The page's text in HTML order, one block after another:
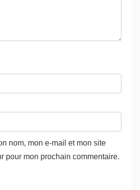
nom, mon e-mail et mon site
pour mon prochain commentaire.